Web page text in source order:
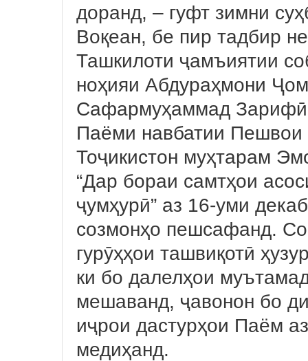
доранд, – гуфт зимни
Воқеан, бе пир тадбир
Ташкилоти ҷамъиятии
ноҳияи Абдураҳмони
Сафармуҳаммад Зарифӣ
Паёми навбатии Пешвои
Тоҷикистон муҳтарам
“Дар бораи самтҳои
ҷумҳурӣ” аз 16-уми
созмонҳо пешсафанд.
гурӯҳҳои ташвиқотӣ
ки бо далелҳои
мешаванд, ҷавонон бо
иҷрои дастурҳои Паём
медиҳанд.